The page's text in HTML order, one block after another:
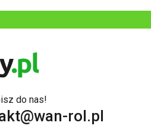
do nas!
rol.pl